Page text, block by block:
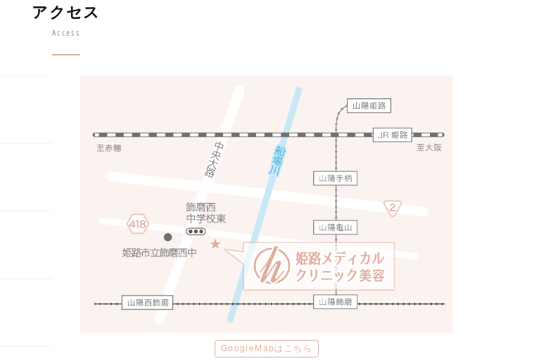
アクセス
Access
GoogleMapはこちら